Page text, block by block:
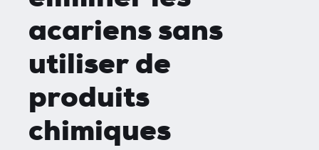
acariens sans
utiliser de
produits
chimiques